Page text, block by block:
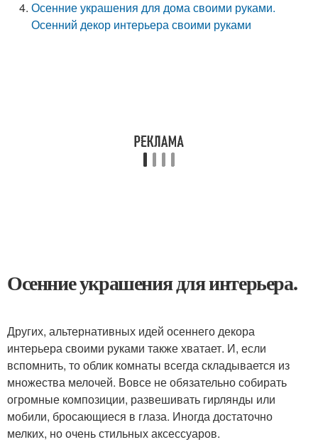
Осенние украшения для дома своими руками.
Осенний декор интерьера своими руками
Осенние украшения для интерьера.
Других, альтернативных идей осеннего декора
интерьера своими руками также хватает. И, если
вспомнить, то облик комнаты всегда складывается из
множества мелочей. Вовсе не обязательно собирать
огромные композиции, развешивать гирлянды или
мобили, бросающиеся в глаза. Иногда достаточно
мелких, но очень стильных аксессуаров.